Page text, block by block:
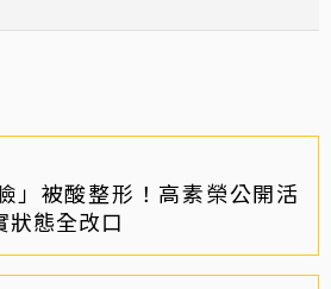
」被酸整形！高素榮公開活
態全改口